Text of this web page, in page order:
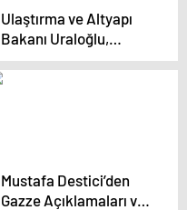
Ulaştırma ve Altyapı
Bakanı Uraloğlu,
AA’nın “Yılın Kareleri”
oylamasına katıldı
Mustafa Destici’den
Gazze Açıklamaları ve